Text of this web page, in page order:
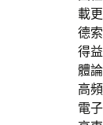
載
德
得
體
高
電